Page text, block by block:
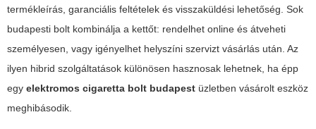
termékleírás, garanciális feltételek és visszaküldési lehetőség. Sok
budapesti bolt kombinálja a kettőt: rendelhet online és átveheti
személyesen, vagy igényelhet helyszíni szervizt vásárlás után. Az
ilyen hibrid szolgáltatások különösen hasznosak lehetnek, ha épp
egy elektromos cigaretta bolt budapest üzletben vásárolt eszköz
meghibásodik.